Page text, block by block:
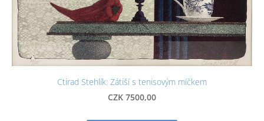
Ctirad Stehlík: Zátiší s tenisovým míčkem
CZK 7500,00